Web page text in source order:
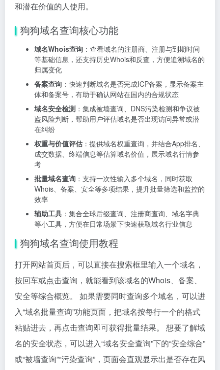
和潜在价值的人使用。
狗狗域名查询核心功能
域名Whois查询 ：查看域名的注册商、注册与到期时间
等基础信息，还支持历史Whois和反查，方便追溯域名的
归属变化
备案查询 ：快速判断域名是否完成ICP备案，显示备案主
体和备案号，有助于确认网站在国内的合规状态
域名安全检测 ：集成被墙查询、DNS污染检测和争议被
盗风险判断，帮助用户评估域名是否出现访问异常或潜
在纠纷
权重与价值评估 ：提供域名权重查询，并结合App排名、
成交数据、终端信息等估算域名价值，展示域名行情参
考
批量域名查询 ：支持一次性输入多个域名，同时获取
Whois、备案、安全等多项结果，提升批量筛选和监控的
效率
辅助工具 ：集合全球后缀查询、注册商查询、域名字典
等小工具，方便在日常场景下快速获取域名行业信息
狗狗域名查询使用教程
打开网站首页后，可以直接在搜索框里输入一个域名，
按回车或点击查询，就能看到该域名的Whois、备案、
安全等综合概览。 如果需要同时查询多个域名，可以进
入“域名批量查询”功能页面，把域名按每行一个的格式
粘贴进去，再点击查询即可获得批量结果。 想要了解域
名的安全状态，可以进入“域名安全查询”下的“安全综合”
或“被墙查询”“污染查询”，页面会直观显示出是否存在风